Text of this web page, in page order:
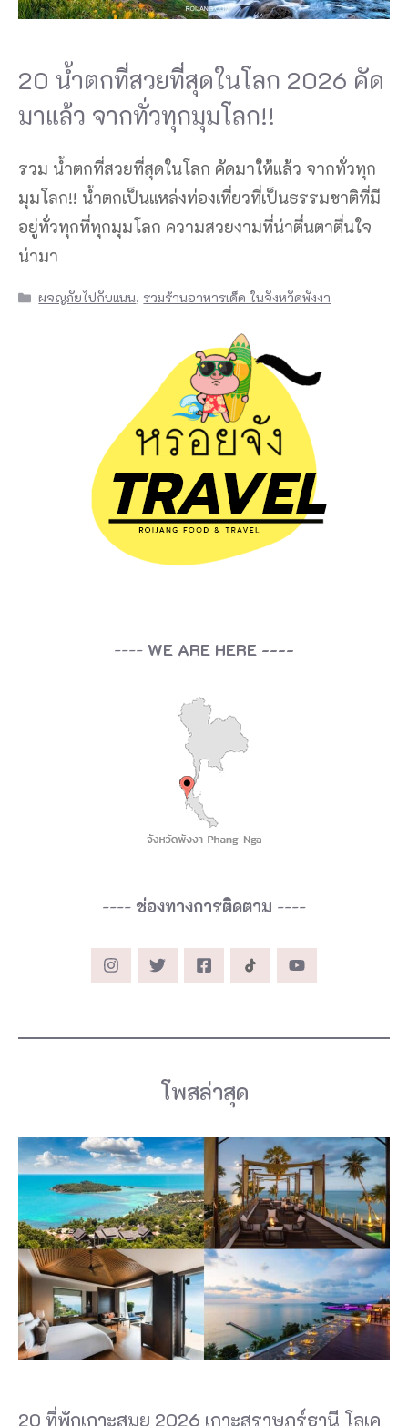
20 น้ำตกที่สวยที่สุดในโลก 2026 คัด
มาแล้ว จากทั่วทุกมุมโลก!!
รวม น้ำตกที่สวยที่สุดในโลก คัดมาให้แล้ว จากทั่วทุก
มุมโลก!! น้ำตกเป็นแหล่งท่องเที่ยวที่เป็นธรรมชาติที่มี
อยู่ทั่วทุกที่ทุกมุมโลก ความสวยงามที่น่าตื่นตาตื่นใจ
น่ามา
Categories
ผจญภัยไปกับแนน, รวมร้านอาหารเด็ด ในจังหวัดพังงา
---- WE ARE HERE ----
---- ช่องทางการติดตาม ----
โพสล่าสุด
20 ที่พักเกาะสมุย 2026 เกาะสุราษฎร์ธานี โลเค